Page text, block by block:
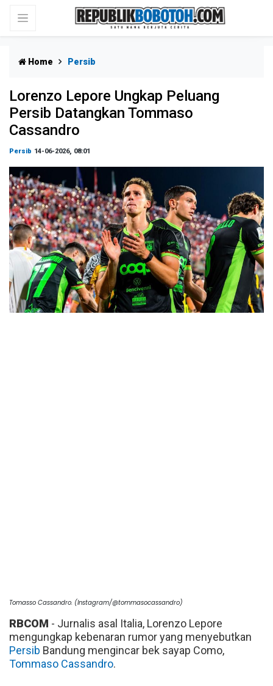
Home Persib
Lorenzo Lepore Ungkap Peluang
Persib Datangkan Tommaso
Cassandro
Persib 14-06-2026, 08:01
Tomasso Cassandro. (Instagram/@tommasocassandro)
RBCOM - Jurnalis asal Italia, Lorenzo Lepore
mengungkap kebenaran rumor yang menyebutkan
Persib Bandung mengincar bek sayap Como,
Tommaso Cassandro.